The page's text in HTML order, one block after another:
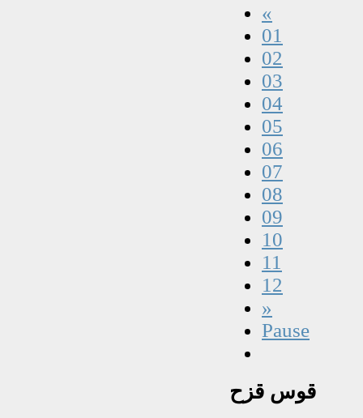
«
01
02
03
04
05
06
07
08
09
10
11
12
»
Pause
قوس قزح